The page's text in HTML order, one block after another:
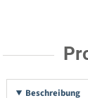
Beschreibung